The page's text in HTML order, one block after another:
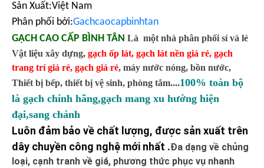
Sản Xuất:Việt Nam
Phân phối bởi:Gachcaocapbinhtan
GẠCH CAO CẤP BÌNH TÂN Là một nhà phân phối sỉ và lẻ
Vật liệu xây dựng, gạch ốp lát, gạch lát nền giá rẻ, gạch
trang trí giá rẻ, gạch giá rẻ, máy nước nóng, bồn nước,
Thiết bị bếp, thiết bị vệ sinh, phòng tắm....100% toàn bộ
là gạch chính hãng,gạch mang xu hướng hiện
đại,sang chảnh
Luôn đảm bảo về chất lượng, được sản xuất trên
dây chuyền công nghệ mới nhất .Đa dạng về chủng
loại, cạnh tranh về giá, phương thức phục vụ nhanh